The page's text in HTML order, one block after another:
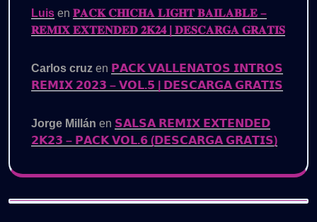
Luis en 𝐏𝐀𝐂𝐊 𝐂𝐇𝐈𝐂𝐇𝐀 𝐋𝐈𝐆𝐇𝐓 𝐁𝐀𝐈𝐋𝐀𝐁𝐋𝐄 –
𝐑𝐄𝐌𝐈𝐗 𝐄𝐗𝐓𝐄𝐍𝐃𝐄𝐃 𝟐𝐊𝟐𝟒 | 𝐃𝐄𝐒𝐂𝐀𝐑𝐆𝐀 𝐆𝐑𝐀𝐓𝐈𝐒
Carlos cruz en 𝗣𝗔𝗖𝗞 𝗩𝗔𝗟𝗟𝗘𝗡𝗔𝗧𝗢𝗦 𝗜𝗡𝗧𝗥𝗢𝗦
𝗥𝗘𝗠𝗜𝗫 𝟮𝟬𝟮𝟯 – 𝗩𝗢𝗟.𝟱 | 𝗗𝗘𝗦𝗖𝗔𝗥𝗚𝗔 𝗚𝗥𝗔𝗧𝗜𝗦
Jorge Millán en 𝗦𝗔𝗟𝗦𝗔 𝗥𝗘𝗠𝗜𝗫 𝗘𝗫𝗧𝗘𝗡𝗗𝗘𝗗
𝟮𝗞𝟮𝟯 – 𝗣𝗔𝗖𝗞 𝗩𝗢𝗟.𝟲 (𝗗𝗘𝗦𝗖𝗔𝗥𝗚𝗔 𝗚𝗥𝗔𝗧𝗜𝗦)